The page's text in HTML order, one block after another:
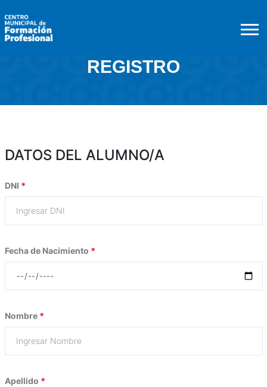
REGISTRO
DATOS DEL ALUMNO/A
DNI *
Fecha de Nacimiento *
Nombre *
Apellido *